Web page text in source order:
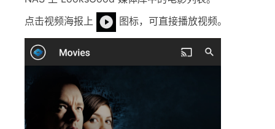
点击视频海报上
图标，可直接播放视频。